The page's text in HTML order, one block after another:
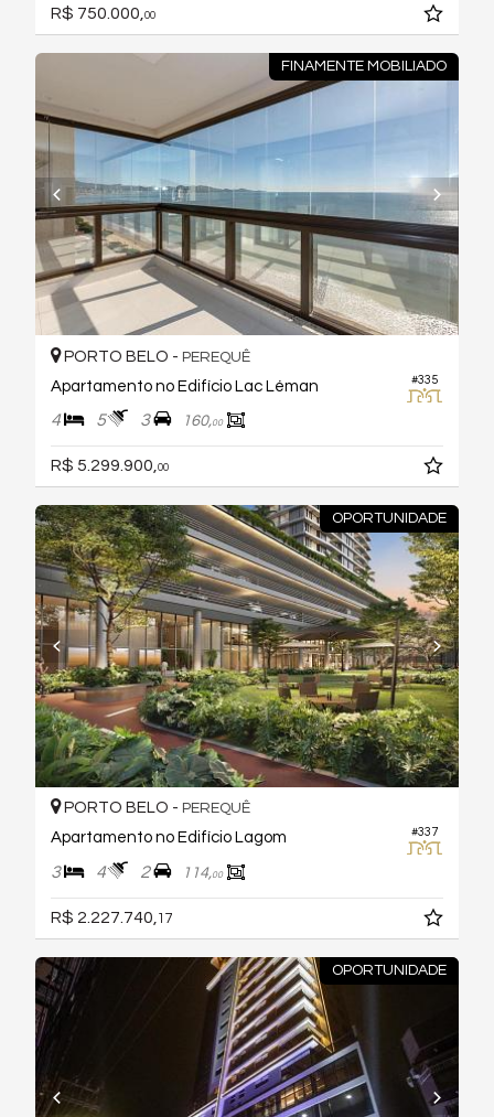
R$ 750.000,00
FINAMENTE MOBILIADO
#335
PORTO BELO - PEREQUÊ
Apartamento no Edifício Lac Léman
4 5 3 160,00
R$ 5.299.900, 00
OPORTUNIDADE
#337
PORTO BELO - PEREQUÊ
Apartamento no Edifício Lagom
3 4 2 114,00
R$ 2.227.740, 17
OPORTUNIDADE